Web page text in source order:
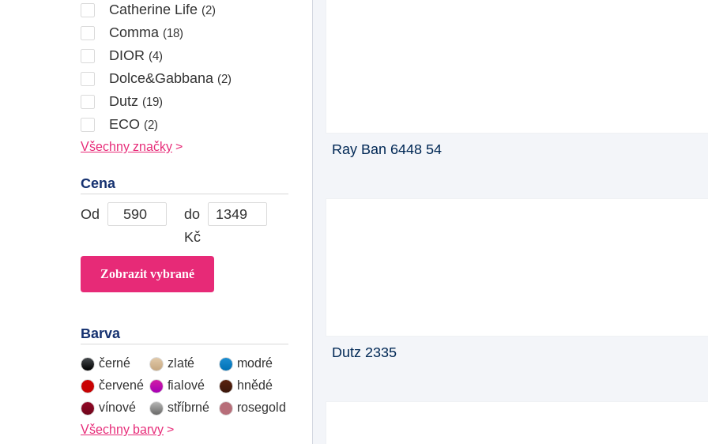
Catherine Life (2)
Comma (18)
DIOR (4)
Dolce&Gabbana (2)
Dutz (19)
ECO (2)
Všechny značky
Cena
Od
do
Kč
Barva
černé zlaté
modré
červené
fialové
hnědé
vínové
stříbrné
rosegold
Všechny barvy
Ray Ban 6448 54
Dutz 2335